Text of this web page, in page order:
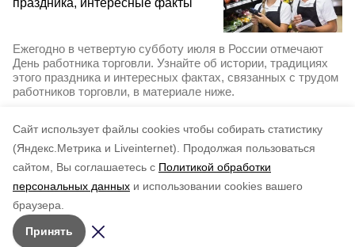
Cайт использует файлы cookies чтобы собирать статистику
(Яндекс.Метрика и Liveinternet).
Продолжая пользоваться
сайтом, Вы соглашаетесь с Политикой обработки
персональных данных и использовании cookies вашего
браузера.
Принять
праздника, интересные факты
Ежегодно в четвертую субботу июля в России отмечают
День работника торговли. Узнайте об истории, традициях
этого праздника и интересных фактах, связанных с трудом
работников торговли, в материале ниже.